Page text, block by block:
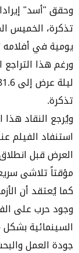
تذكرة، الخميس
يومية في أفلامه
تذكرة.
ويُرجع النقاد هذا
استنفاد الفيلم
العرض قبل
مؤقتاً تلاشى
كما يُعتقد أن
وجود حرب على
السينمائية
جودة العمل